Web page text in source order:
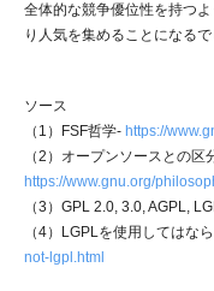
全体的な競争優位性を持つ
り人気を集めることになるで
ソース
（1）FSF哲学- https://
（2）オープンソースとの区
https://www.gnu.org/
（3）GPL 2.0, 3.0, AGPL,
（4）LGPLを使用してはな
not-lgpl.html